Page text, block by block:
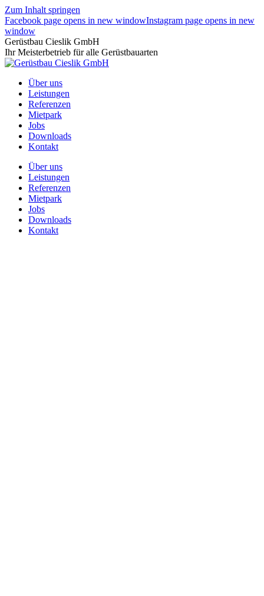
Zum Inhalt springen
Facebook page opens in new windowInstagram page opens in new
window
Gerüstbau Cieslik GmbH
Ihr Meisterbetrieb für alle Gerüstbauarten
Über uns
Leistungen
Referenzen
Mietpark
Jobs
Downloads
Kontakt
Über uns
Leistungen
Referenzen
Mietpark
Jobs
Downloads
Kontakt